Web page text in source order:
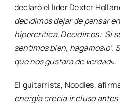
declaró el líder Dexter
decidimos dejar de pensar
hipercrítica. Decidimos: ‘Si
sentimos bien, hagámoslo’.
que nos gustara de verdad«.
El guitarrista, Noodles,
energía crecía incluso